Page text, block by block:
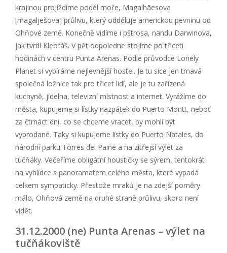
krajinou projíždíme podél moře, Magalhãesova
[magalješova] průlivu, který odděluje americkou pevninu od
Ohňové země. Konečně vidíme i pštrosa, nandu Darwinova,
jak tvrdí Kleofáš. V pět odpoledne stojíme po třiceti
hodinách v centru Punta Arenas. Podle průvodce Lonely
Planet si vybíráme nejlevnější hostel. Je tu sice jen tmavá
společná ložnice tak pro třicet lidí, ale je tu zařízená
kuchyně, jídelna, televizní místnost a internet. Vyrážíme do
města, kupujeme si lístky nazpátek do Puerto Montt, neboť
za čtrnáct dní, co se chceme vracet, by mohli být
vyprodané. Taky si kupujeme lístky do Puerto Natales, do
národní parku Torres del Paine a na zítřejší výlet za
tučňáky. Večeříme obligátní houstičky se sýrem, tentokrát
na vyhlídce s panoramatem celého města, které vypadá
celkem sympaticky. Přestože mraků je na zdejší poměry
málo, Ohňová země na druhé straně průlivu, skoro není
vidět.
31.12.2000 (ne) Punta Arenas – výlet na
tučňákoviště